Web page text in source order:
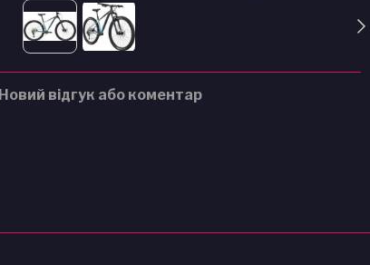
Новий відгук або коментар